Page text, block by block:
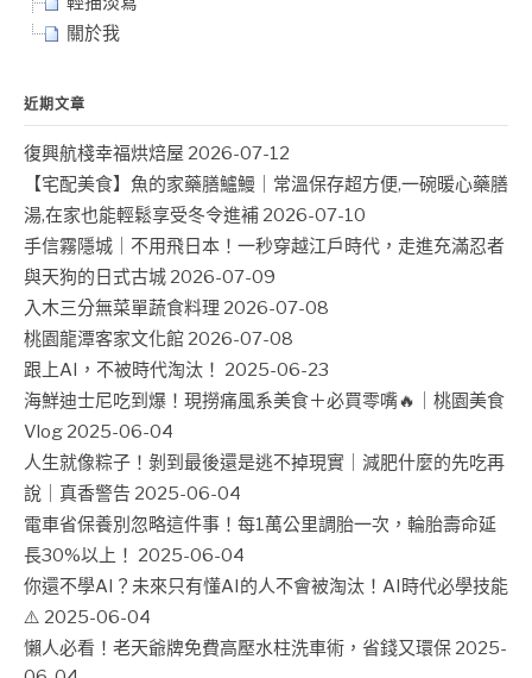
關於我
近期文章
復興航棧幸福烘焙屋 2026-07-12
【宅配美食】魚的家藥膳鱸鰻｜常溫保存超方便,一碗暖心藥膳
湯,在家也能輕鬆享受冬令進補 2026-07-10
手信霧隱城｜不用飛日本！一秒穿越江戶時代，走進充滿忍者
與天狗的日式古城 2026-07-09
入木三分無菜單蔬食料理 2026-07-08
桃園龍潭客家文化館 2026-07-08
跟上AI，不被時代淘汰！ 2025-06-23
海鮮迪士尼吃到爆！現撈痛風系美食＋必買零嘴🔥｜桃園美食
Vlog 2025-06-04
人生就像粽子！剝到最後還是逃不掉現實｜減肥什麼的先吃再
說｜真香警告 2025-06-04
電車省保養別忽略這件事！每1萬公里調胎一次，輪胎壽命延
長30%以上！ 2025-06-04
你還不學AI？未來只有懂AI的人不會被淘汰！AI時代必學技能
⚠️ 2025-06-04
懶人必看！老天爺牌免費高壓水柱洗車術，省錢又環保 2025-